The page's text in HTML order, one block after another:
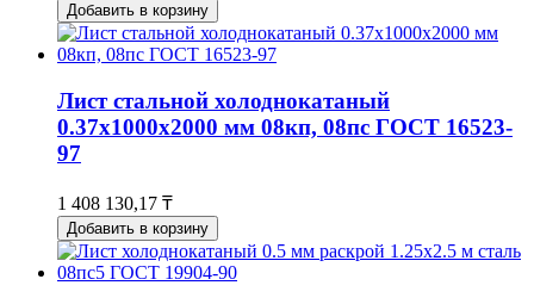
Добавить в корзину
Лист стальной холоднокатаный
0.37х1000х2000 мм 08кп, 08пс ГОСТ 16523-
97
1 408 130,17 ₸
Добавить в корзину